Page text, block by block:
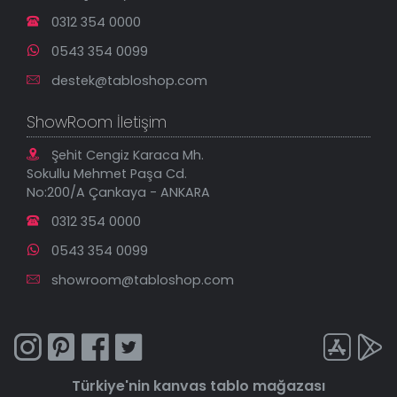
0312 354 0000
0543 354 0099
destek@tabloshop.com
ShowRoom İletişim
Şehit Cengiz Karaca Mh.
Sokullu Mehmet Paşa Cd.
No:200/A Çankaya - ANKARA
0312 354 0000
0543 354 0099
showroom@tabloshop.com
Türkiye'nin kanvas tablo mağazası